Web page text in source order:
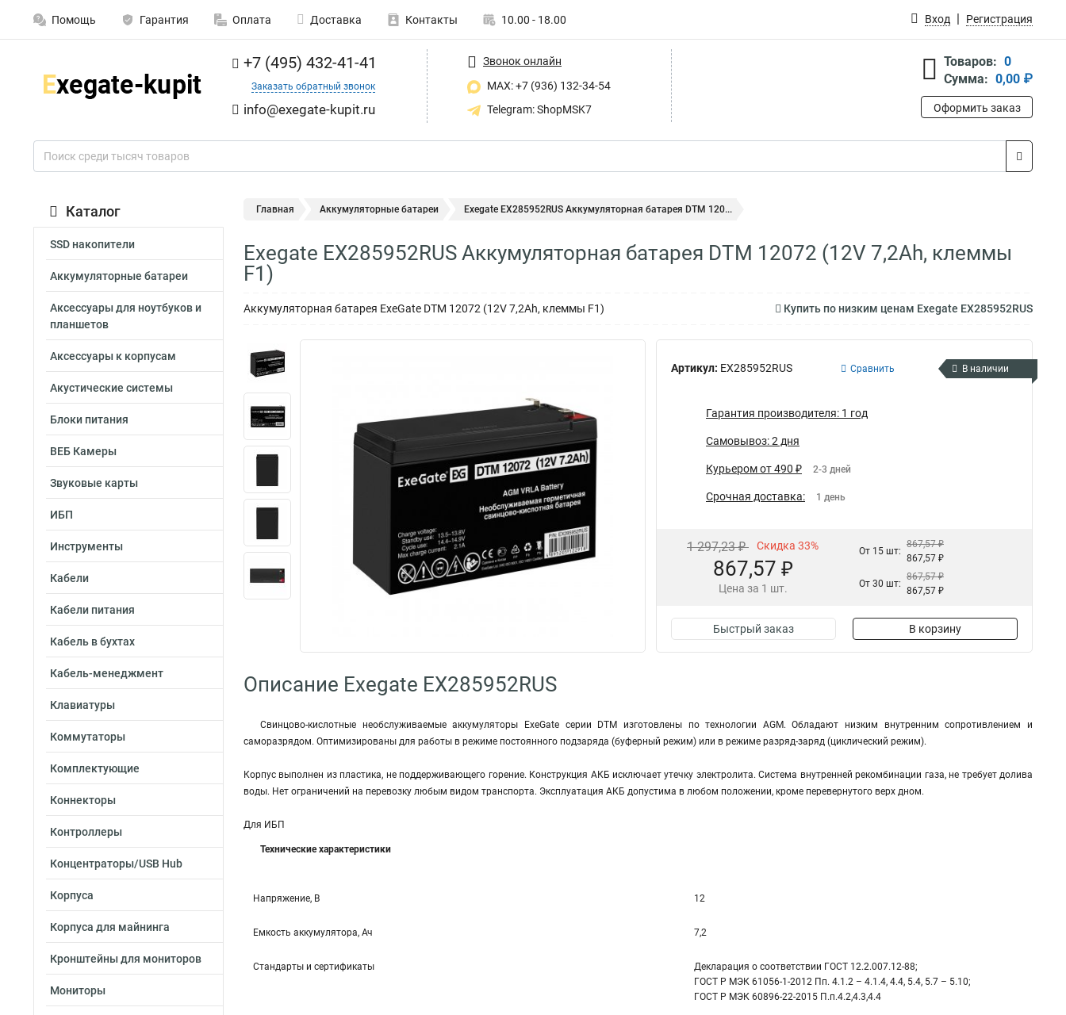
Помощь Гарантия Оплата Доставка Контакты 10.00 - 18.00 Вход Регистрация
+7 (495) 432-41-41
Заказать обратный звонок
info@exegate-kupit.ru
Звонок онлайн
MAX: +7 (936) 132-34-54
Telegram: ShopMSK7
Товаров: 0
Сумма: 0,00 ₽
Оформить заказ
Каталог
SSD накопители
Аккумуляторные батареи
Аксессуары для ноутбуков и
планшетов
Аксессуары к корпусам
Акустические системы
Блоки питания
ВЕБ Камеры
Звуковые карты
ИБП
Инструменты
Кабели
Кабели питания
Кабель в бухтах
Кабель-менеджмент
Клавиатуры
Коммутаторы
Комплектующие
Коннекторы
Контроллеры
Концентраторы/USB Hub
Корпуса
Корпуса для майнинга
Кронштейны для мониторов
Мониторы
Главная Аккумуляторные батареи Exegate EX285952RUS Аккумуляторная батарея DTM 120...
Exegate EX285952RUS Аккумуляторная батарея DTM 12072 (12V 7,2Ah, клеммы
F1)
Аккумуляторная батарея ExeGate DTM 12072 (12V 7,2Ah, клеммы F1) Купить по низким ценам Exegate EX285952RUS
Артикул: EX285952RUS Сравнить В наличии
Гарантия производителя: 1 год
Самовывоз: 2 дня
Курьером от 490 ₽ 2-3 дней
Срочная доставка: 1 день
1 297,23 ₽ Скидка 33%
867,57 ₽
Цена за 1 шт.
От 15 шт:
867,57 ₽
867,57 ₽
От 30 шт:
867,57 ₽
867,57 ₽
Быстрый заказ В корзину
Описание Exegate EX285952RUS
Свинцово-кислотные необслуживаемые аккумуляторы ExeGate серии DTM изготовлены по технологии AGM. Обладают низким внутренним сопротивлением и
саморазрядом. Оптимизированы для работы в режиме постоянного подзаряда (буферный режим) или в режиме разряд-заряд (циклический режим).
Корпус выполнен из пластика, не поддерживающего горение. Конструкция АКБ исключает утечку электролита. Система внутренней рекомбинации газа, не требует долива
воды. Нет ограничений на перевозку любым видом транспорта. Эксплуатация АКБ допустима в любом положении, кроме перевернутого верх дном.
Для ИБП
Технические характеристики
Напряжение, В 12
Емкость аккумулятора, Ач 7,2
Стандарты и сертификаты
Декларация о соответствии ГОСТ 12.2.007.12-88;
ГОСТ Р МЭК 61056-1-2012 Пп. 4.1.2 – 4.1.4, 4.4, 5.4, 5.7 – 5.10;
ГОСТ Р МЭК 60896-22-2015 П.п.4.2,4.3,4.4